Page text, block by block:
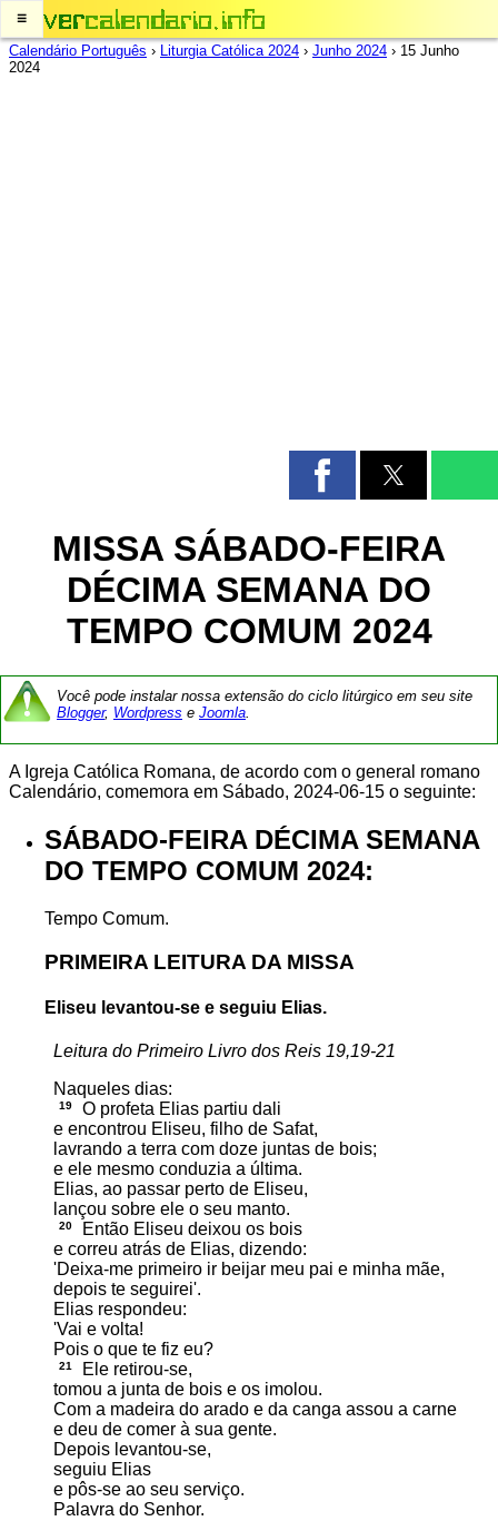
≡
Calendário Português › Liturgia Católica 2024 › Junho 2024 › 15 Junho
2024
MISSA SÁBADO-FEIRA
DÉCIMA SEMANA DO
TEMPO COMUM 2024
Você pode instalar nossa extensão do ciclo litúrgico em seu site
Blogger, Wordpress e Joomla.
A Igreja Católica Romana, de acordo com o general romano
Calendário, comemora em Sábado, 2024-06-15 o seguinte:
SÁBADO-FEIRA DÉCIMA SEMANA
DO TEMPO COMUM 2024:
Tempo Comum.
PRIMEIRA LEITURA DA MISSA
Eliseu levantou-se e seguiu Elias.
Leitura do Primeiro Livro dos Reis 19,19-21
Naqueles dias:
19
O profeta Elias partiu dali
e encontrou Eliseu, filho de Safat,
lavrando a terra com doze juntas de bois;
e ele mesmo conduzia a última.
Elias, ao passar perto de Eliseu,
lançou sobre ele o seu manto.
20
Então Eliseu deixou os bois
e correu atrás de Elias, dizendo:
'Deixa-me primeiro ir beijar meu pai e minha mãe,
depois te seguirei'.
Elias respondeu:
'Vai e volta!
Pois o que te fiz eu?
21
Ele retirou-se,
tomou a junta de bois e os imolou.
Com a madeira do arado e da canga assou a carne
e deu de comer à sua gente.
Depois levantou-se,
seguiu Elias
e pôs-se ao seu serviço.
Palavra do Senhor.